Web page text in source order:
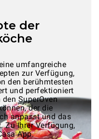
der
umfangreiche
zur Verfügung,
den berühmtesten
und perfektioniert
SuperOven
der die
anpasst und das
Zu Ihrer Verfügung,
App.